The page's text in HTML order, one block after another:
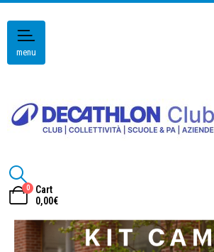
menu
0
Cart
0,00€